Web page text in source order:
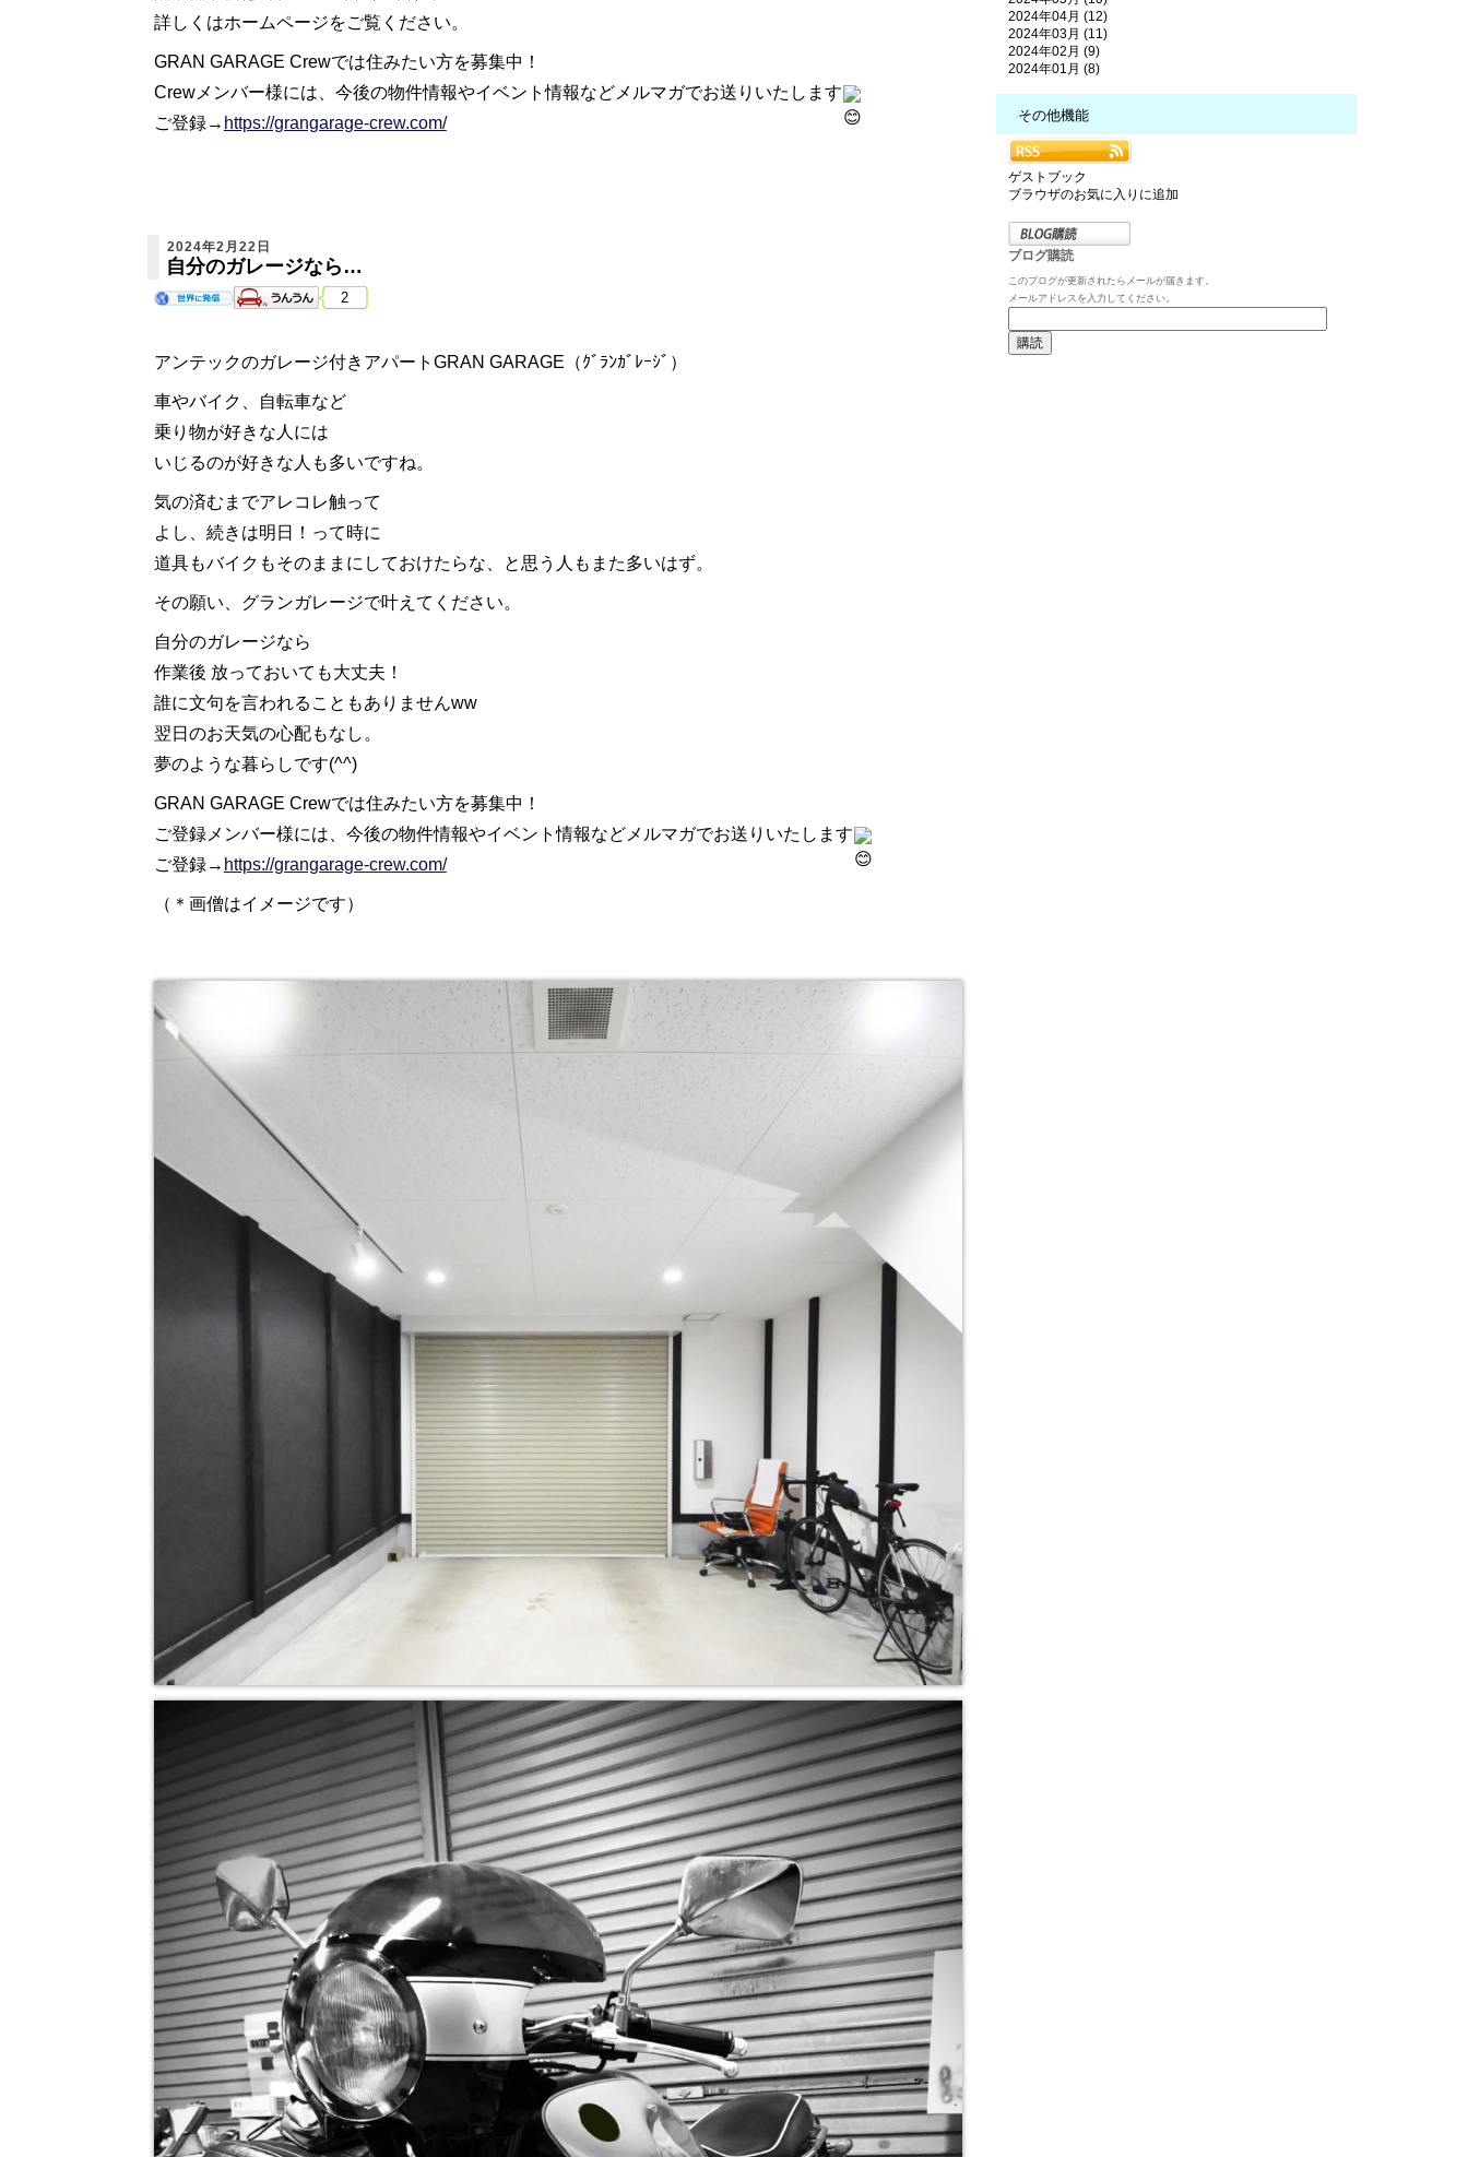
詳しくはホームページをご覧ください。
GRAN GARAGE Crewでは住みたい方を募集中！
Crewメンバー様には、今後の物件情報やイベント情報などメルマガでお送りいたします
ご登録→ https://grangarage-crew.com/
2024年2月22日
自分のガレージなら…
2
アンテックのガレージ付きアパートGRAN GARAGE（ｸﾞﾗﾝｶﾞﾚｰｼﾞ）
車やバイク、自転車など
乗り物が好きな人には
いじるのが好きな人も多いですね。
気の済むまでアレコレ触って
よし、続きは明日！って時に
道具もバイクもそのままにしておけたらな、と思う人もまた多いはず。
その願い、グランガレージで叶えてください。
自分のガレージなら
作業後 放っておいても大丈夫！
誰に文句を言われることもありませんww
翌日のお天気の心配もなし。
夢のような暮らしです(^^)
GRAN GARAGE Crewでは住みたい方を募集中！
ご登録メンバー様には、今後の物件情報やイベント情報などメルマガでお送りいたします
ご登録→ https://grangarage-crew.com/
（＊画僧はイメージです）
2024年04月 (12)
2024年03月 (11)
2024年02月 (9)
2024年01月 (8)
その他機能
ゲストブック
ブラウザのお気に入りに追加
ブログ購読
このブログが更新されたらメールが届きます。
メールアドレスを入力してください。